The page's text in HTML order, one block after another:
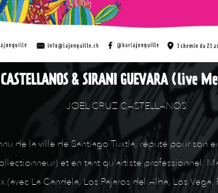
CASTELLANOS & SIRANI GUEVARA (live
JOEL CRUZ CASTELLANOS
de la ville de Santiago Tuxtla, réputé pour son
et en tant qu'artiste professionnel.
La Candela, Los Pájaros del Alba, Los